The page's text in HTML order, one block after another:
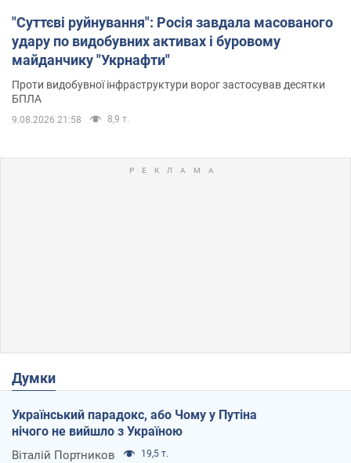
"Суттєві руйнування": Росія завдала масованого
удару по видобувних активах і буровому
майданчику "Укрнафти"
Проти видобувної інфраструктури ворог застосував десятки
БПЛА
9.08.2026 21:58 8,9 т.
Думки
Український парадокс, або Чому у Путіна
нічого не вийшло з Україною
Віталій Портников 19,5 т.